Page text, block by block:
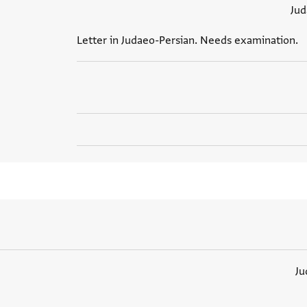
Letter in Judaeo-Persian. Needs examination.